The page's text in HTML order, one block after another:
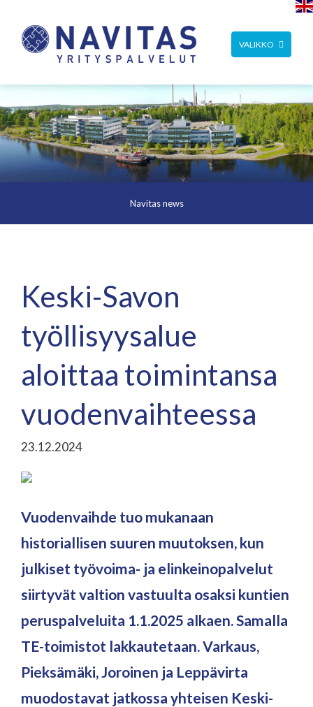
TOGGLE
NAVIGATION
VALIKKO
Navitas news
Keski-Savon
työllisyysalue
aloittaa toimintansa
vuodenvaihteessa
23.12.2024
Vuodenvaihde tuo mukanaan
historiallisen suuren muutoksen, kun
julkiset työvoima- ja elinkeinopalvelut
siirtyvät valtion vastuulta osaksi kuntien
peruspalveluita 1.1.2025 alkaen. Samalla
TE-toimistot lakkautetaan. Varkaus,
Pieksämäki, Joroinen ja Leppävirta
muodostavat jatkossa yhteisen Keski-